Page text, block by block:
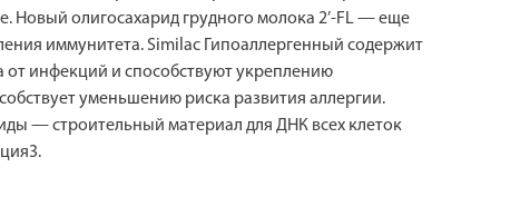
Новый олигосахарид грудного молока 2’-FL — еще
иммунитета. Similac Гипоаллергенный содержит
от инфекций и способствуют укреплению
уменьшению риска развития аллергии.
— строительный материал для ДНК всех клеток